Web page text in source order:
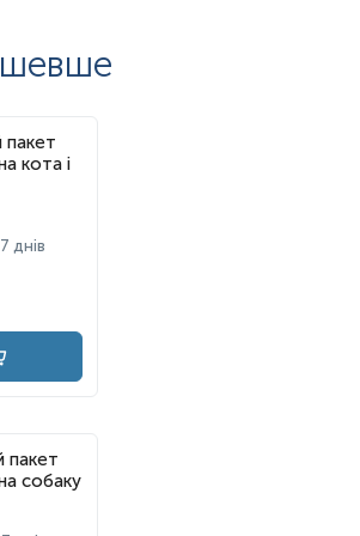
шкіри, вагітності, віку;
суттєво покращити якість життя
пакет
кота і
7 днів
пакет
собаку